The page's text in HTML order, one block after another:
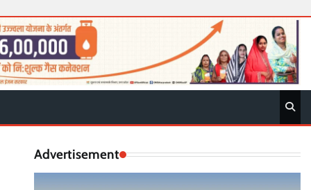
Advertisement